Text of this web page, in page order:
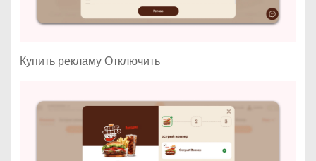
Купить рекламу Отключить